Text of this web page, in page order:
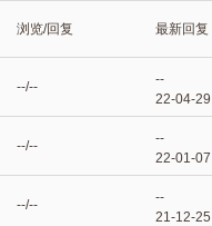
浏览/回复 最新回复
--/--
--
22-04-29
--/--
--
22-01-07
--/--
--
21-12-25